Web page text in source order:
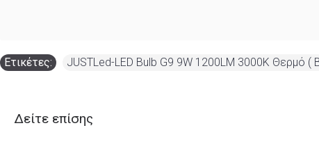
Ετικέτες: JUSTLed-LED Bulb G9 9W 1200LM 3000K Θερμό (
Δείτε επίσης